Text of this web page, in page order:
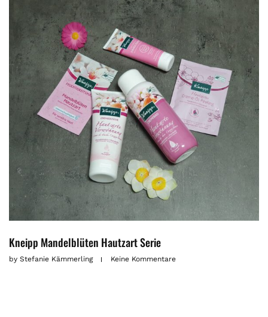
Kneipp Mandelblüten Hautzart Serie
by Stefanie Kämmerling Keine Kommentare